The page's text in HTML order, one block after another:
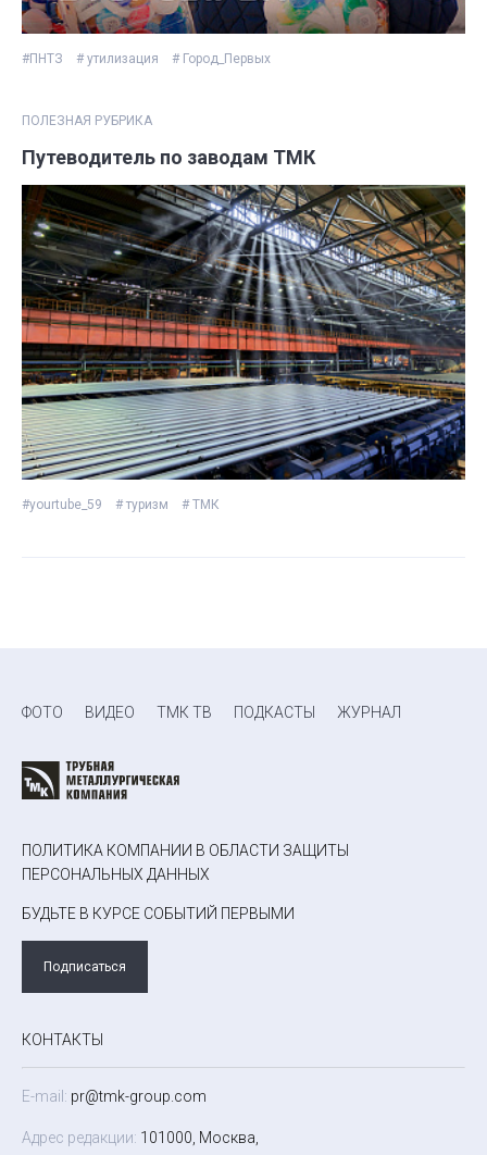
#ПНТЗ # утилизация # Город_Первых
ПОЛЕЗНАЯ РУБРИКА
Путеводитель по заводам ТМК
#yourtube_59 # туризм # ТМК
ФОТО ВИДЕО ТМК ТВ ПОДКАСТЫ ЖУРНАЛ
ПОЛИТИКА КОМПАНИИ В ОБЛАСТИ ЗАЩИТЫ
ПЕРСОНАЛЬНЫХ ДАННЫХ
БУДЬТЕ В КУРСЕ СОБЫТИЙ ПЕРВЫМИ
Подписаться
КОНТАКТЫ
E-mail: pr@tmk-group.com
Адрес редакции: 101000, Москва,